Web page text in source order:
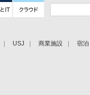
USJ 商業施設 宿泊